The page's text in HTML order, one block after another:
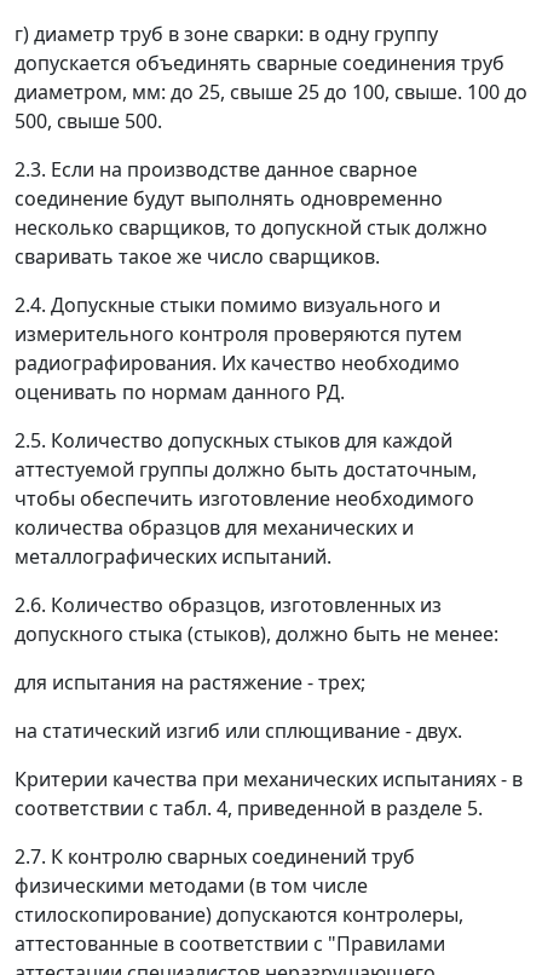
г) диаметр труб в зоне сварки: в одну группу
допускается объединять сварные соединения труб
диаметром, мм: до 25, свыше 25 до 100, свыше. 100 до
500, свыше 500.
2.3. Если на производстве данное сварное
соединение будут выполнять одновременно
несколько сварщиков, то допускной стык должно
сваривать такое же число сварщиков.
2.4. Допускные стыки помимо визуального и
измерительного контроля проверяются путем
радиографирования. Их качество необходимо
оценивать по нормам данного РД.
2.5. Количество допускных стыков для каждой
аттестуемой группы должно быть достаточным,
чтобы обеспечить изготовление необходимого
количества образцов для механических и
металлографических испытаний.
2.6. Количество образцов, изготовленных из
допускного стыка (стыков), должно быть не менее:
для испытания на растяжение - трех;
на статический изгиб или сплющивание - двух.
Критерии качества при механических испытаниях - в
соответствии с табл. 4, приведенной в разделе 5.
2.7. К контролю сварных соединений труб
физическими методами (в том числе
стилоскопирование) допускаются контролеры,
аттестованные в соответствии с "Правилами